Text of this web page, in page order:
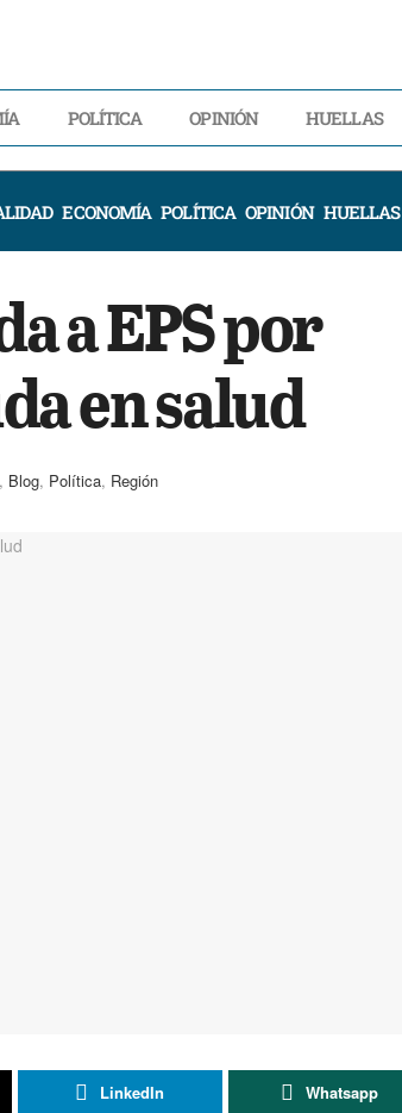
POLÍTICA OPINIÓN HUELLAS
ECONOMÍA POLÍTICA OPINIÓN HUELLAS
a EPS por
en salud
, Blog, Política, Región
LinkedIn Whatsapp